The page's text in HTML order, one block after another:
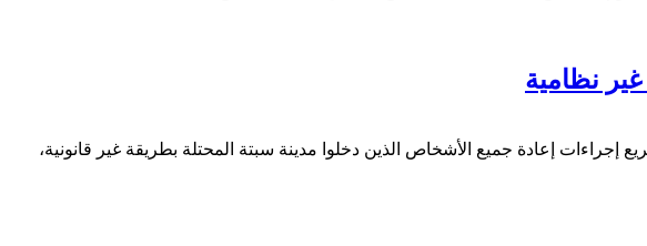
نظامية
على تعزيز التنسيق الأمني وتسريع إجراءات إعادة جميع الأشخاص الذين دخلوا مدينة سبتة المحتلة بطريقة غير قانونية،